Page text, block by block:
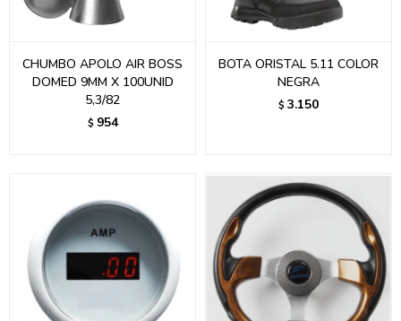
CHUMBO APOLO AIR BOSS
DOMED 9MM X 100UNID
5,3/82
$ 954
BOTA ORISTAL 5.11 COLOR
NEGRA
$ 3.150